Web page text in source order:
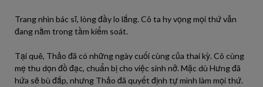
Trang nhìn bác sĩ, lòng đầy lo lắng. Cô ta hy vọng mọi thứ vẫn
đang nằm trong tầm kiểm soát.
Tại quê, Thảo đã có những ngày cuối cùng của thai kỳ. Cô cùng
mẹ thu dọn đồ đạc, chuẩn bị cho việc sinh nở. Mặc dù Hưng đã
hứa sẽ bù đắp, nhưng Thảo đã quyết định tự mình làm mọi thứ.